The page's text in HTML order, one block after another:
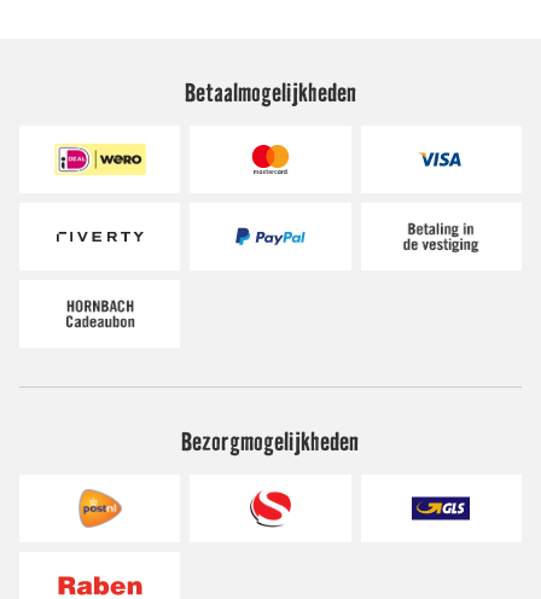
Betaalmogelijkheden
Bezorgmogelijkheden